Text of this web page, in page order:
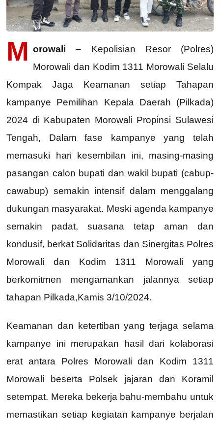
M orowali – Kepolisian Resor (Polres)
Morowali dan Kodim 1311 Morowali Selalu
Kompak Jaga Keamanan setiap Tahapan
kampanye Pemilihan Kepala Daerah (Pilkada)
2024 di Kabupaten Morowali Propinsi Sulawesi
Tengah, Dalam fase kampanye yang telah
memasuki hari kesembilan ini, masing-masing
pasangan calon bupati dan wakil bupati (cabup-
cawabup) semakin intensif dalam menggalang
dukungan masyarakat. Meski agenda kampanye
semakin padat, suasana tetap aman dan
kondusif, berkat Solidaritas dan Sinergitas Polres
Morowali dan Kodim 1311 Morowali yang
berkomitmen mengamankan jalannya setiap
tahapan Pilkada,Kamis 3/10/2024.
Keamanan dan ketertiban yang terjaga selama
kampanye ini merupakan hasil dari kolaborasi
erat antara Polres Morowali dan Kodim 1311
Morowali beserta Polsek jajaran dan Koramil
setempat. Mereka bekerja bahu-membahu untuk
memastikan setiap kegiatan kampanye berjalan